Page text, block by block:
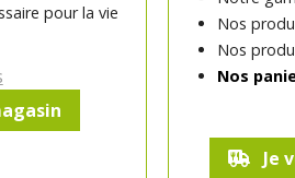
pour la vie
Nos
Nos
Nos
Je
faire gagner du temps le
oxydante, elle unifie,
protéger du rayonnement